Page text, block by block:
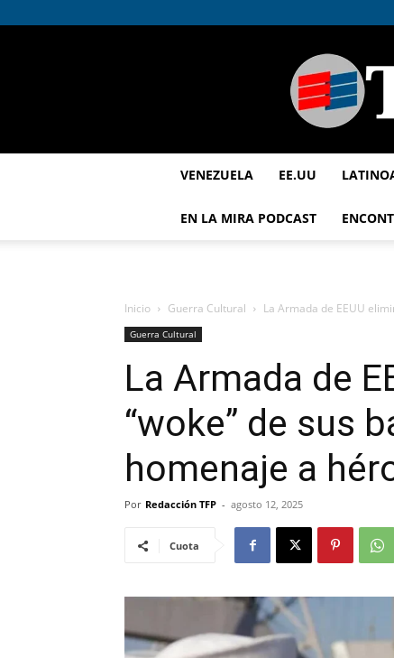
VENEZUELA EE.UU
EN LA MIRA PODCAST
Inicio Guerra Cultural La Armada de EEUU
Guerra Cultural
La Armada de
“woke” de sus
homenaje a
Por Redacción TFP - agosto 12, 2025
Cuota